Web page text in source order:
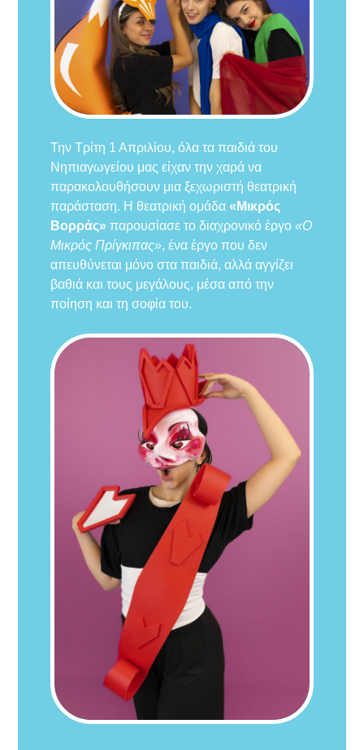
Την Τρίτη 1 Απριλίου, όλα τα παιδιά του
Νηπιαγωγείου μας είχαν την χαρά να
παρακολουθήσουν μια ξεχωριστή θεατρική
παράσταση. Η θεατρική ομάδα«Μικρός
Βορράς» παρουσίασε το διαχρονικό έργο«Ο
Μικρός Πρίγκιπας», ένα έργο που δεν
απευθύνεται μόνο στα παιδιά, αλλά αγγίζει
βαθιά και τους μεγάλους, μέσα από την
ποίηση και τη σοφία του.